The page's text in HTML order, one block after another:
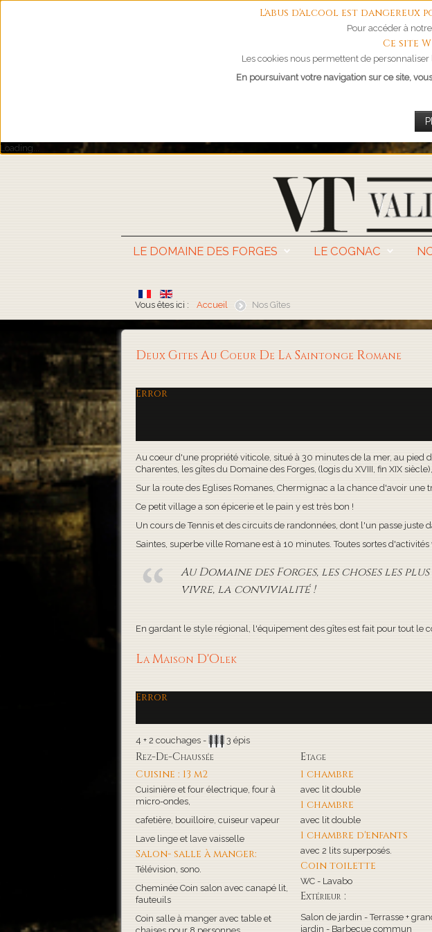
L'abus d'alcool est dangereux
Pour accéder à
Ce site
Les cookies nous permettent de
En poursuivant votre navigation sur ce site,
Loading...
LE DOMAINE DES FORGES LE COGNAC
Vous êtes ici : Accueil Nos Gîtes
Deux Gites Au Coeur De La Saintonge Romane
Error
Au coeur d'une propriété viticole, situé à 30 minutes de la mer, au pied
Charentes, les gîtes du Domaine des Forges, (logis du XVIII, fin XIX
Sur la route des Eglises Romanes, Chermignac a la chance d'avoir une
Ce petit village a son épicerie et le pain y est très bon !
Un cours de Tennis et des circuits de randonnées, dont l'un passe
Saintes, superbe ville Romane est à 10 minutes. Toutes sortes
Au Domaine des Forges, les choses les
vivre, la convivialité !
En gardant le style régional, l'équipement des gîtes est fait pour tout le
La Maison D'Olek
Error
4 + 2 couchages - 3 épis
Rez-De-Chaussée
Cuisine : 13 m2
Cuisinière et four électrique, four à
micro-ondes,
cafetière, bouilloire, cuiseur vapeur
Lave linge et lave vaisselle
Salon- salle à manger:
Télévision, sono.
Cheminée Coin salon avec canapé lit,
fauteuils
Coin salle à manger avec table et
Etage
1 chambre
avec lit double
1 chambre
avec lit double
1 chambre d'enfants
avec 2 lits superposés.
Coin toilette
WC - Lavabo
Extérieur :
Salon de jardin - Terrasse +
jardin - Barbecue commun